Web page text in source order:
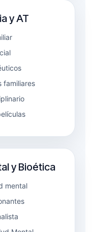
y AT
familiares
y Bioética
mental